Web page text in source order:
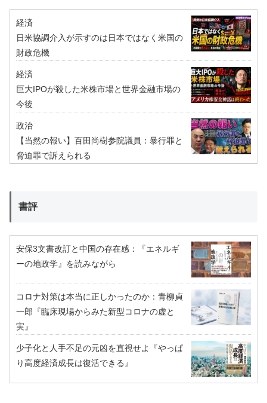
経済
日米協調介入が示すのは日本ではなく米国の
財政危機
経済
巨大IPOが殺した米株市場と世界金融市場の
今後
政治
【当然の報い】百田尚樹参院議員：暴行罪と
脅迫罪で訴えられる
書評
安保3文書改訂と中国の存在感：『エネルギ
ーの地政学』を読みながら
コロナ対策は本当に正しかったのか：青柳貞
一郎『臨床現場からみた新型コロナの虚と
実』
少子化と人手不足の元凶を直視せよ『やっぱ
り高度経済成長は復活できる』